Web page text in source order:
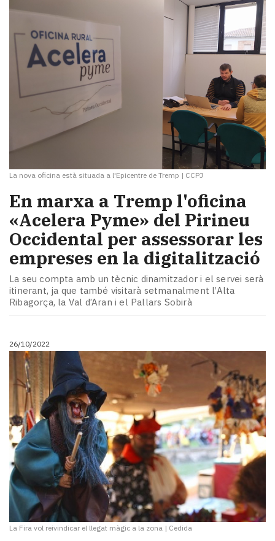
La nova oficina està situada a l'Epicentre de Tremp | CCPJ
En marxa a Tremp l'oficina
«Acelera Pyme» del Pirineu
Occidental per assessorar les
empreses en la digitalització
La seu compta amb un tècnic dinamitzador i el servei serà
itinerant, ja que també visitarà setmanalment l’Alta
Ribagorça, la Val d’Aran i el Pallars Sobirà
26/10/2022
La Fira vol reivindicar el llegat màgic a la zona | Cedida